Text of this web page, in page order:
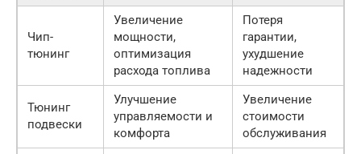
Чип-
тюнинг
Увеличение
мощности,
оптимизация
расхода топлива
Потеря
гарантии,
ухудшение
надежности
Тюнинг
подвески
Улучшение
управляемости и
комфорта
Увеличение
стоимости
обслуживания